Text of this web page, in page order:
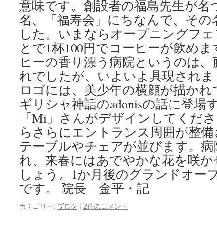
意味です。創設者の福島先生が名
名、「福寿会」にちなんで、そ
した。いまならオープニングフ
とで1杯100円でコーヒーが飲め
ヒーの香り漂う病院というのは
れでしたが、いよいよ具現されま
ロゴには、美少年の横顔が描か
ギリシャ神話のadonisの話に登場
「Mi」さんがデザインしてくだ
らさらにエントランス周囲が整
テーブルやチェアが並びます。
れ、来春にはあでやかな花を咲
しょう。1か月後のグランドオー
です。 院長 金平・記
カテゴリー: ブログ | 2件のコメント